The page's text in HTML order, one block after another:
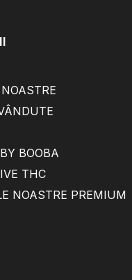
BOOBA
THC
NOASTRE PREMIUM